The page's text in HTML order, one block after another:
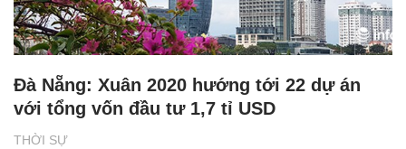
THỜI SỰ
Đà Nẵng: Xuân 2020 hướng tới 22 dự án
với tổng vốn đầu tư 1,7 tỉ USD